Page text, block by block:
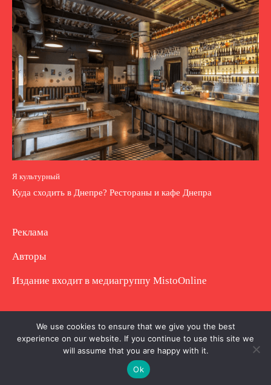
Я культурный
Куда сходить в Днепре? Рестораны и кафе Днепра
Реклама
Авторы
Издание входит в медиагруппу MistoOnline
Copyright © Полное использование материала
запрещено. Частично разрешено с гиперссылкой.
We use cookies to ensure that we give you the best
experience on our website. If you continue to use this site we
will assume that you are happy with it.
Ok